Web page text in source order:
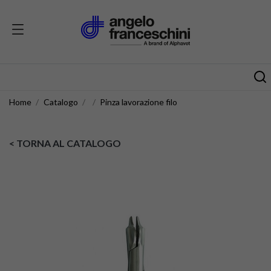
Home Catalogo Pinza lavorazione filo
< TORNA AL CATALOGO